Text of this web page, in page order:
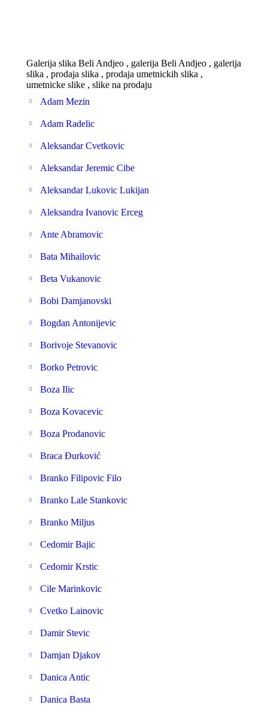
Galerija slika Beli Andjeo , galerija Beli Andjeo , galerija
slika , prodaja slika , prodaja umetnickih slika ,
umetnicke slike , slike na prodaju
Adam Mezin
Adam Radelic
Aleksandar Cvetkovic
Aleksandar Jeremic Cibe
Aleksandar Lukovic Lukijan
Aleksandra Ivanovic Erceg
Ante Abramovic
Bata Mihailovic
Beta Vukanovic
Bobi Damjanovski
Bogdan Antonijevic
Borivoje Stevanovic
Borko Petrovic
Boza Ilic
Boza Kovacevic
Boza Prodanovic
Braca Đurković
Branko Filipovic Filo
Branko Lale Stankovic
Branko Miljus
Cedomir Bajic
Cedomir Krstic
Cile Marinkovic
Cvetko Lainovic
Damir Stevic
Damjan Djakov
Danica Antic
Danica Basta